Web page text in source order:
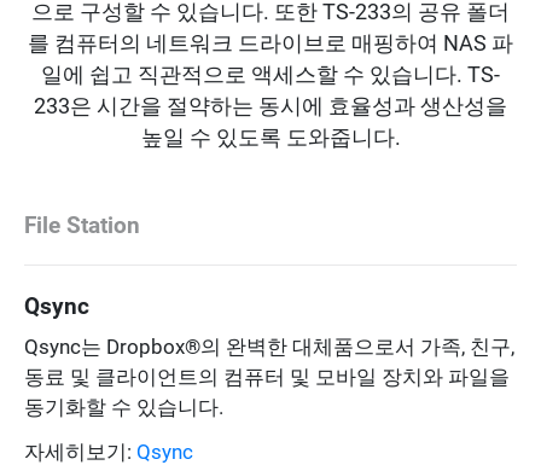
으로 구성할 수 있습니다. 또한 TS-233의 공유 폴더
를 컴퓨터의 네트워크 드라이브로 매핑하여 NAS 파
일에 쉽고 직관적으로 액세스할 수 있습니다. TS-
233은 시간을 절약하는 동시에 효율성과 생산성을
높일 수 있도록 도와줍니다.
File Station
Qsync
Qsync는 Dropbox®의 완벽한 대체품으로서 가족, 친구,
동료 및 클라이언트의 컴퓨터 및 모바일 장치와 파일을
동기화할 수 있습니다.
자세히보기: Qsync